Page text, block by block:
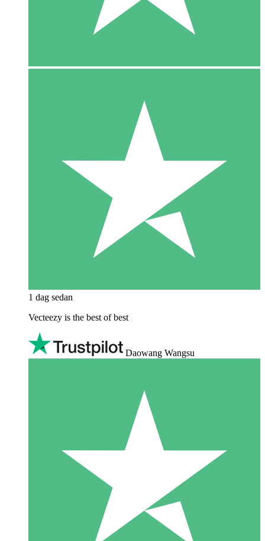
1 dag sedan
Vecteezy is the best of best
Daowang Wangsu